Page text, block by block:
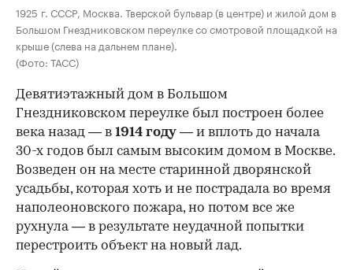
1925 г. СССР, Москва. Тверской бульвар (в центре) и жилой дом в
Большом Гнездниковском переулке со смотровой площадкой на
крыше (слева на дальнем плане).
(Фото: ТАСС)
Девятиэтажный дом в Большом
Гнездниковском переулке был построен более
века назад — в 1914 году — и вплоть до начала
30-х годов был самым высоким домом в Москве.
Возведен он на месте старинной дворянской
усадьбы, которая хоть и не пострадала во время
наполеоновского пожара, но потом все же
рухнула — в результате неудачной попытки
перестроить объект на новый лад.